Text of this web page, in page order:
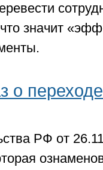
значит
о
РФ от